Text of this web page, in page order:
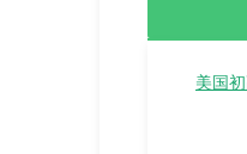
美国